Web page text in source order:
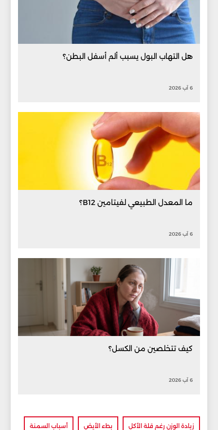
هل التهاب البول يسبب ألم أسفل البطن؟
6 آب 2026
ما المعدل الطبيعي لفيتامين B12؟
6 آب 2026
كيف تتخلصين من الكسل؟
6 آب 2026
زيادة الوزن رغم قلة الأكل بطء الأيض أسباب السمنة